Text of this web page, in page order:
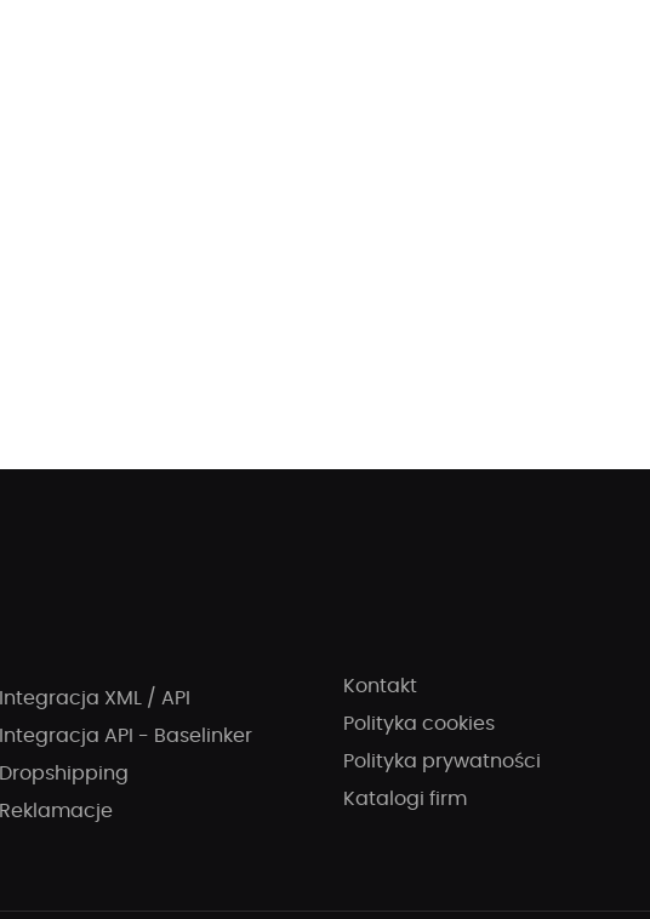
Integracja XML / API
Integracja API - Baselinker
Dropshipping
Reklamacje
Kontakt
Polityka cookies
Polityka prywatności
Katalogi firm